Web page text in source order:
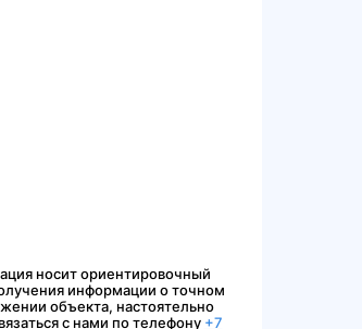
носит ориентировочный
информации о точном
объекта, настоятельно
с нами по телефону +7